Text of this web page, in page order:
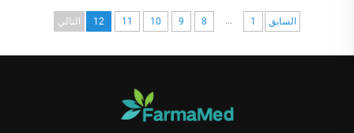
السابق 1
...
8
9
10
11
12 التالي